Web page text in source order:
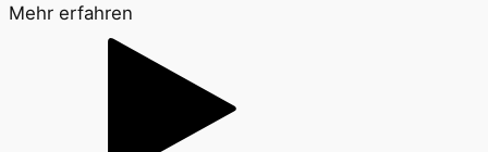
Mehr erfahren